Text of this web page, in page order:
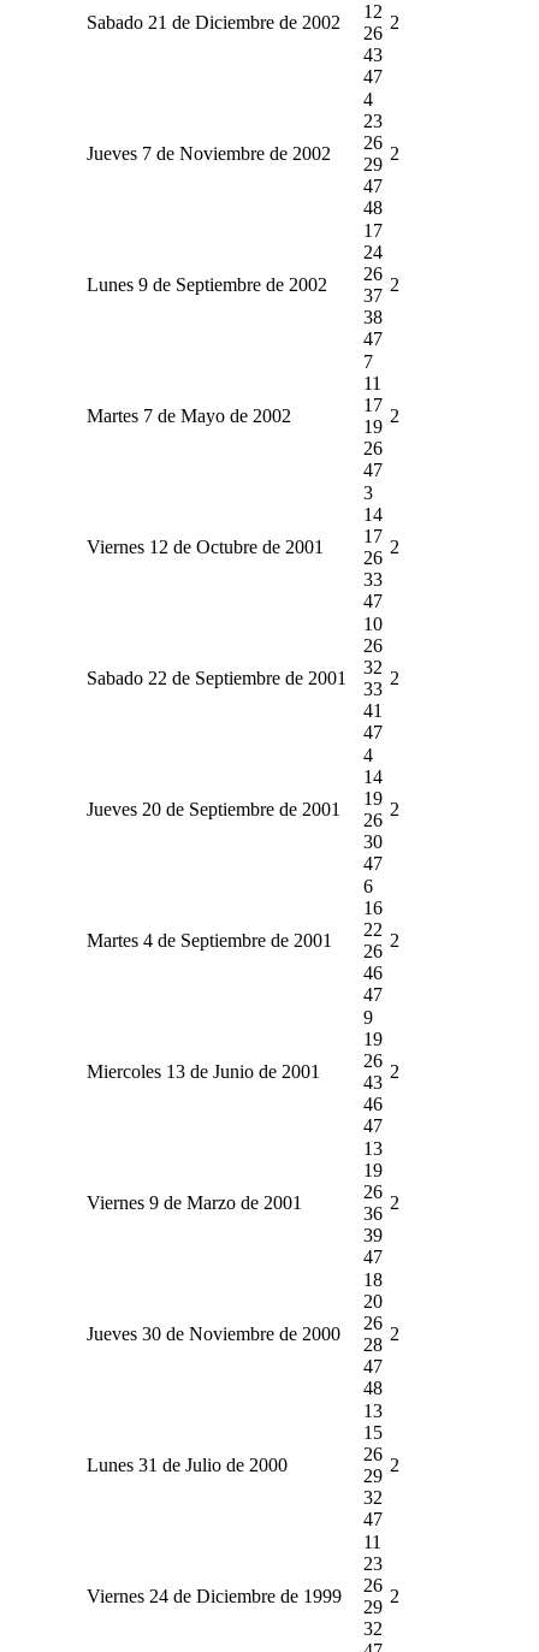
Sabado 21 de Diciembre de 2002
12
26
43
47
2
Jueves 7 de Noviembre de 2002
4
23
26
29
47
48
2
Lunes 9 de Septiembre de 2002
17
24
26
37
38
47
2
Martes 7 de Mayo de 2002
7
11
17
19
26
47
2
Viernes 12 de Octubre de 2001
3
14
17
26
33
47
2
Sabado 22 de Septiembre de 2001
10
26
32
33
41
47
2
Jueves 20 de Septiembre de 2001
4
14
19
26
30
47
2
Martes 4 de Septiembre de 2001
6
16
22
26
46
47
2
Miercoles 13 de Junio de 2001
9
19
26
43
46
47
2
Viernes 9 de Marzo de 2001
13
19
26
36
39
47
2
Jueves 30 de Noviembre de 2000
18
20
26
28
47
48
2
Lunes 31 de Julio de 2000
13
15
26
29
32
47
2
Viernes 24 de Diciembre de 1999
11
23
26
29
32
2